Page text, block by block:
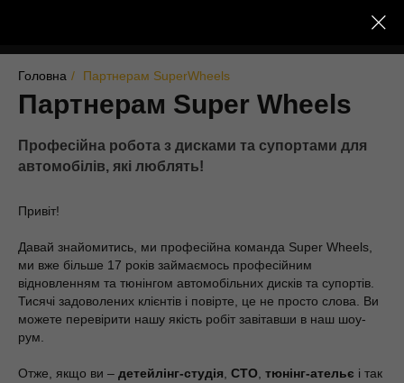
Головна / Партнерам SuperWheels
Партнерам Super Wheels
Професійна робота з дисками та супортами для
автомобілів, які люблять!
Привіт!
Давай знайомитись, ми професійна команда Super Wheels,
ми вже більше 17 років займаємось професійним
відновленням та тюнінгом автомобільних дисків та супортів.
Тисячі задоволених клієнтів і повірте, це не просто слова. Ви
можете перевірити нашу якість робіт завітавши в наш шоу-
рум.
Отже, якщо ви – детейлінг-студія СТО тюнінг-ательє і так